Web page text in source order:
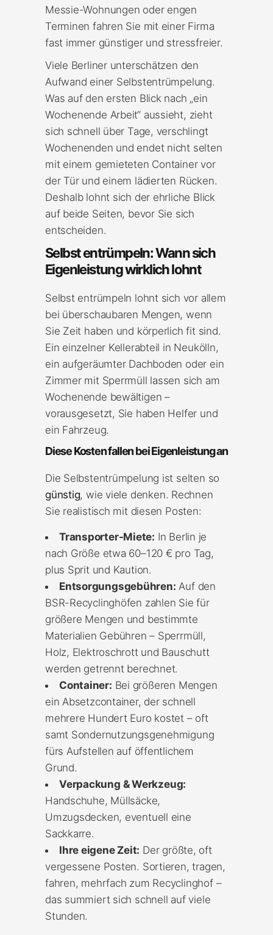
Messie-Wohnungen oder engen
Terminen fahren Sie mit einer Firma
fast immer günstiger und stressfreier.
Viele Berliner unterschätzen den
Aufwand einer Selbstentrümpelung.
Was auf den ersten Blick nach „ein
Wochenende Arbeit“ aussieht, zieht
sich schnell über Tage, verschlingt
Wochenenden und endet nicht selten
mit einem gemieteten Container vor
der Tür und einem lädierten Rücken.
Deshalb lohnt sich der ehrliche Blick
auf beide Seiten, bevor Sie sich
entscheiden.
Selbst entrümpeln: Wann sich
Eigenleistung wirklich lohnt
Selbst entrümpeln lohnt sich vor allem
bei überschaubaren Mengen, wenn
Sie Zeit haben und körperlich fit sind.
Ein einzelner Kellerabteil in Neukölln,
ein aufgeräumter Dachboden oder ein
Zimmer mit Sperrmüll lassen sich am
Wochenende bewältigen –
vorausgesetzt, Sie haben Helfer und
ein Fahrzeug.
Diese Kosten fallen bei Eigenleistung an
Die Selbstentrümpelung ist selten so
günstig, wie viele denken. Rechnen
Sie realistisch mit diesen Posten:
Transporter-Miete: In Berlin je
nach Größe etwa 60–120 € pro Tag,
plus Sprit und Kaution.
Entsorgungsgebühren: Auf den
BSR-Recyclinghöfen zahlen Sie für
größere Mengen und bestimmte
Materialien Gebühren – Sperrmüll,
Holz, Elektroschrott und Bauschutt
werden getrennt berechnet.
Container: Bei größeren Mengen
ein Absetzcontainer, der schnell
mehrere Hundert Euro kostet – oft
samt Sondernutzungsgenehmigung
fürs Aufstellen auf öffentlichem
Grund.
Verpackung & Werkzeug:
Handschuhe, Müllsäcke,
Umzugsdecken, eventuell eine
Sackkarre.
Ihre eigene Zeit: Der größte, oft
vergessene Posten. Sortieren, tragen,
fahren, mehrfach zum Recyclinghof –
das summiert sich schnell auf viele
Stunden.